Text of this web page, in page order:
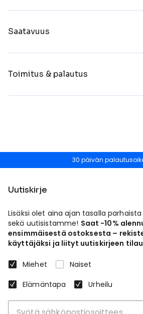
Saatavuus
Toimitus & palautus
30 päivän
Uutiskirje
Lisäksi olet aina ajan tasalla
sekä uutisistamme! Saat -10%
ensimmäisestä ostoksesta –
käyttäjäksi ja liityt uutiskirjeen
Miehet
Naiset
Elämäntapa
Urheilu